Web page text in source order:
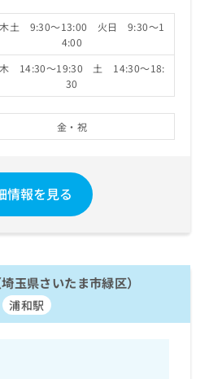
木土 9:30～13:00 火日 9:30～1
4:00
木 14:30～19:30 土 14:30～18:
30
金・祝
情報を見る
玉県さいたま市緑区）
浦和駅